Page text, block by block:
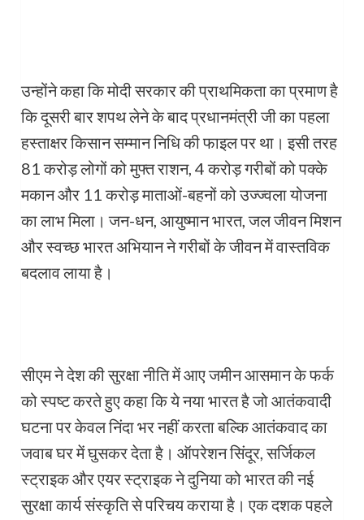
उन्होंने कहा कि मोदी सरकार की प्राथमिकता का प्रमाण है
कि दूसरी बार शपथ लेने के बाद प्रधानमंत्री जी का पहला
हस्ताक्षर किसान सम्मान निधि की फाइल पर था। इसी तरह
81 करोड़ लोगों को मुफ्त राशन, 4 करोड़ गरीबों को पक्के
मकान और 11 करोड़ माताओं-बहनों को उज्ज्वला योजना
का लाभ मिला। जन-धन, आयुष्मान भारत, जल जीवन मिशन
और स्वच्छ भारत अभियान ने गरीबों के जीवन में वास्तविक
बदलाव लाया है।
सीएम ने देश की सुरक्षा नीति में आए जमीन आसमान के फर्क
को स्पष्ट करते हुए कहा कि ये नया भारत है जो आतंकवादी
घटना पर केवल निंदा भर नहीं करता बल्कि आतंकवाद का
जवाब घर में घुसकर देता है। ऑपरेशन सिंदूर, सर्जिकल
स्ट्राइक और एयर स्ट्राइक ने दुनिया को भारत की नई
सुरक्षा कार्य संस्कृति से परिचय कराया है। एक दशक पहले